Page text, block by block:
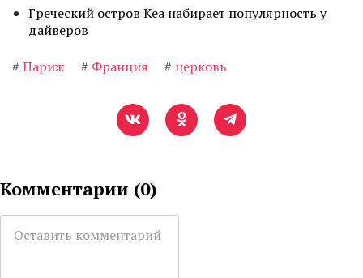
Греческий остров Кеа набирает популярность у
дайверов
# Париж # Франция # церковь
Комментарии (0)